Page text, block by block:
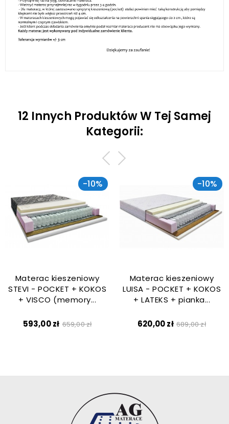
12 Innych Produktów W Tej Samej
Kategorii:
-10%
Materac kieszeniowy
STEVI - POCKET + KOKOS
+ VISCO (memory...
Cena
593,00 zł Cena
659,00 zł
-10%
Materac kieszeniowy
LUISA - POCKET + KOKOS
+ LATEKS + pianka...
Cena
620,00 zł Cena
689,00 zł